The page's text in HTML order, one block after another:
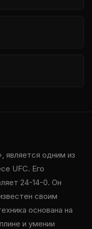
является одним из
UFC. Его
24-14-0. Он
своим
основана на
и умении